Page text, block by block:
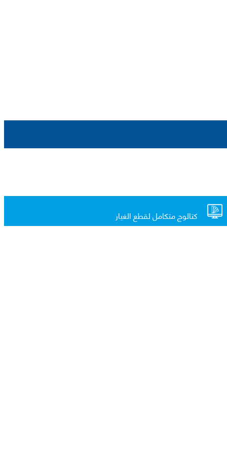
كتالوج متكامل لقطع الغيار